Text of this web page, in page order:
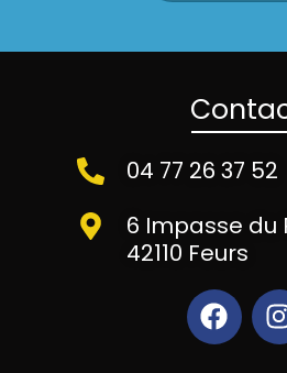
04 77 26 37 52
6 Impasse du
42110 Feurs